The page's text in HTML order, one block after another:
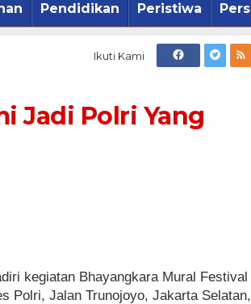
Pendidikan Peristiwa Pers
Ikuti Kami
Jadi Polri Yang
kegiatan Bhayangkara Mural Festival
Polri, Jalan Trunojoyo, Jakarta Selatan,